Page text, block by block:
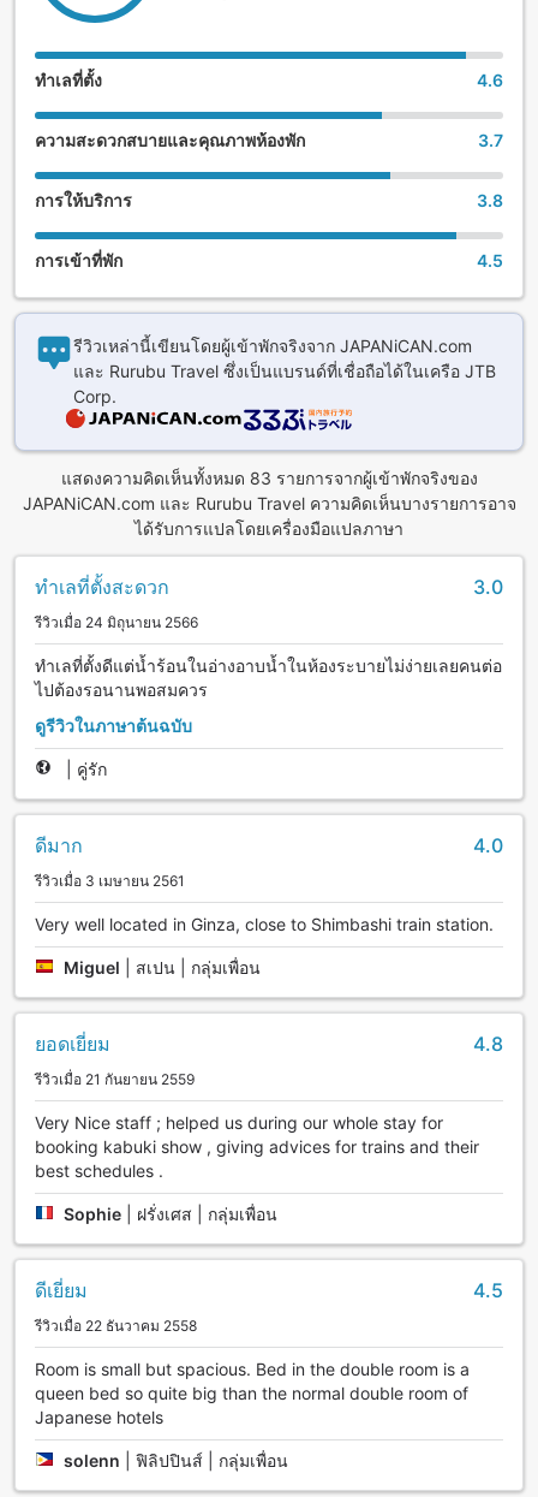
ทำเลที่ตั้ง 4.6
ความสะดวกสบายและคุณภาพห้องพัก 3.7
การให้บริการ 3.8
การเข้าที่พัก 4.5
รีวิวเหล่านี้เขียนโดยผู้เข้าพักจริงจาก JAPANiCAN.com
และ Rurubu Travel ซึ่งเป็นแบรนด์ที่เชื่อถือได้ในเครือ JTB
Corp.
แสดงความคิดเห็นทั้งหมด 83 รายการจากผู้เข้าพักจริงของ
JAPANiCAN.com และ Rurubu Travel ความคิดเห็นบางรายการอาจ
ได้รับการแปลโดยเครื่องมือแปลภาษา
ทำเลที่ตั้งสะดวก 3.0
รีวิวเมื่อ 24 มิถุนายน 2566
ทำเลที่ตั้งดีแต่น้ำร้อนในอ่างอาบน้ำในห้องระบายไม่ง่ายเลยคนต่อ
ไปต้องรอนานพอสมควร
ดูรีวิวในภาษาต้นฉบับ
คู่รัก
ดีมาก 4.0
รีวิวเมื่อ 3 เมษายน 2561
Very well located in Ginza, close to Shimbashi train station.
Miguel สเปน | กลุ่มเพื่อน
ยอดเยี่ยม 4.8
รีวิวเมื่อ 21 กันยายน 2559
Very Nice staff ; helped us during our whole stay for
booking kabuki show , giving advices for trains and their
best schedules .
Sophie ฝรั่งเศส | กลุ่มเพื่อน
ดีเยี่ยม 4.5
รีวิวเมื่อ 22 ธันวาคม 2558
Room is small but spacious. Bed in the double room is a
queen bed so quite big than the normal double room of
Japanese hotels
solenn ฟิลิปปินส์ | กลุ่มเพื่อน